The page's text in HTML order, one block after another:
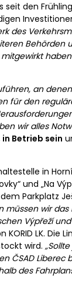
den
des
Behörden
an
für den
wir alles
in Betrieb sein
in
und „Na
Parkplatz
müssen wir
Výpřeží
LK. Die
wird.
ČSAD Liberec
des